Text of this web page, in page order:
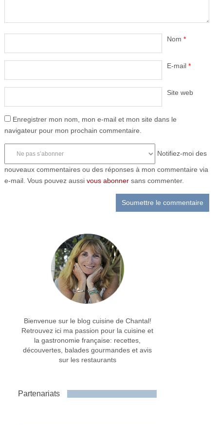
Nom *
E-mail *
Site web
Enregistrer mon nom, mon e-mail et mon site dans le
navigateur pour mon prochain commentaire.
Notifiez-moi des
nouveaux commentaires ou des réponses à mon commentaire via
e-mail. Vous pouvez aussi vous abonnersans commenter.
Bienvenue sur le blog cuisine de Chantal!
Retrouvez ici ma passion pour la cuisine et
la gastronomie française: recettes,
découvertes, balades gourmandes et avis
sur les restaurants
Partenariats